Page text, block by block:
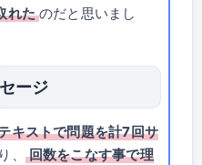
れた のだと思いまし
ージ
キストで問題を計7回サ
、
回数をこなす事で理